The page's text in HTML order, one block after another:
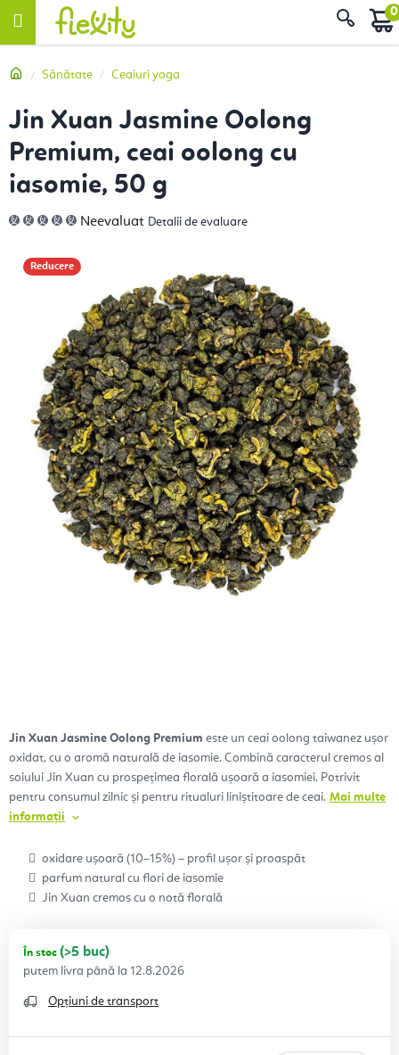
AcasăSănătate Ceaiuri yoga
Jin Xuan Jasmine Oolong Premium este un ceai oolong taiwanez ușor
oxidat, cu o aromă naturală de iasomie. Combină caracterul cremos al
soiului Jin Xuan cu prospețimea florală ușoară a iasomiei. Potrivit
pentru consumul zilnic și pentru ritualuri liniștitoare de ceai. Mai multe
informații
oxidare ușoară (10–15%) – profil ușor și proaspăt
parfum natural cu flori de iasomie
Jin Xuan cremos cu o notă florală
În stoc (>5 buc)
12.8.2026
Opțiuni de transport
Jin Xuan Jasmine Oolong
Premium, ceai oolong cu
iasomie, 50 g
Evaluarea
medie
este
0,0
stele.
Neevaluat Detalii de evaluare
Reducere